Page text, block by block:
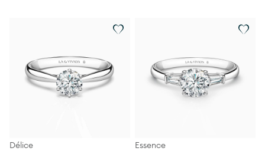
Délice
Essence